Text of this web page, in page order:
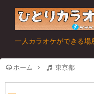
一人カラオケができる場
ホーム 東京都